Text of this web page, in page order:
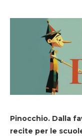
Pinocchio. Dalla
recite per le